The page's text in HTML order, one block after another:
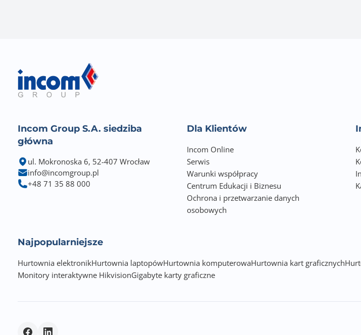
Incom Group S.A. siedziba
główna
ul. Mokronoska 6, 52-407 Wrocław
info@incomgroup.pl
+48 71 35 88 000
Dla Klientów
Incom Online
Serwis
Warunki współpracy
Centrum Edukacji i Biznesu
Ochrona i przetwarzanie danych
osobowych
Najpopularniejsze
Hurtownia elektronikHurtownia laptopówHurtownia komputerowaHurtownia kart graficznych
Monitory interaktywne HikvisionGigabyte karty graficzne